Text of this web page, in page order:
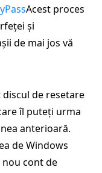
Acest proces
și
de mai jos vă
de resetare
îl puteți urma
anterioară.
de Windows
cont de